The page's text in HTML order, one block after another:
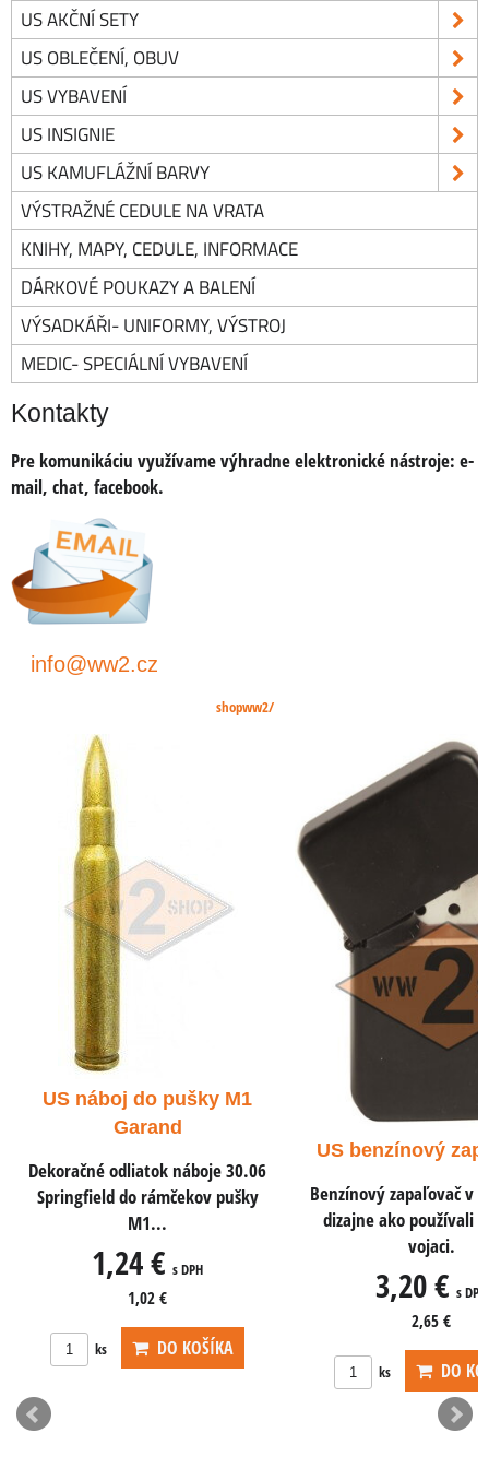
US AKČNÍ SETY
US OBLEČENÍ, OBUV
US VYBAVENÍ
US INSIGNIE
US KAMUFLÁŽNÍ BARVY
VÝSTRAŽNÉ CEDULE NA VRATA
KNIHY, MAPY, CEDULE, INFORMACE
DÁRKOVÉ POUKAZY A BALENÍ
VÝSADKÁŘI- UNIFORMY, VÝSTROJ
MEDIC- SPECIÁLNÍ VYBAVENÍ
Kontakty
Pre komunikáciu využívame výhradne elektronické nástroje: e-
mail, chat, facebook.
info@ww2.cz
shopww2/
M1
30.06
pušky
US benzínový zapaľovač
Benzínový zapaľovač v rovnakom
dizajne ako používali americkí
3,20 €
ks DO KOŠÍKA
US
ACP do